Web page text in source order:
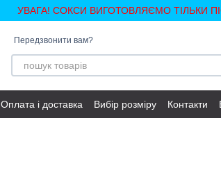
УВАГА! СОКСИ ВИГОТОВЛЯЄМО ТІЛЬКИ
Передзвонити вам?
Оплата і доставка Вибір розміру Контакти